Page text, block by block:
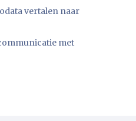
vertalen naar
met